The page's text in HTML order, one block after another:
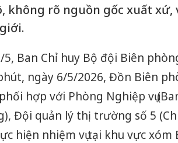
không rõ nguồn gốc xuất xứ,
Ban Chỉ huy Bộ đội Biên
ngày 6/5/2026, Đồn Biên
hợp với Phòng Nghiệp vụ
Đội quản lý thị trường số 5 (Chi
hiện nhiệm vụ tại khu vực xóm